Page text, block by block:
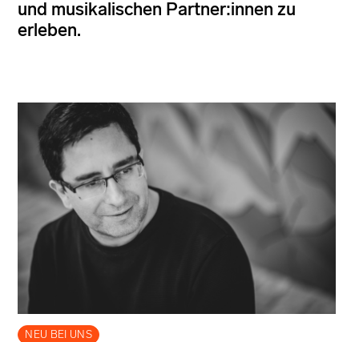
und musikalischen Partner:innen zu
erleben.
NEU BEI UNS